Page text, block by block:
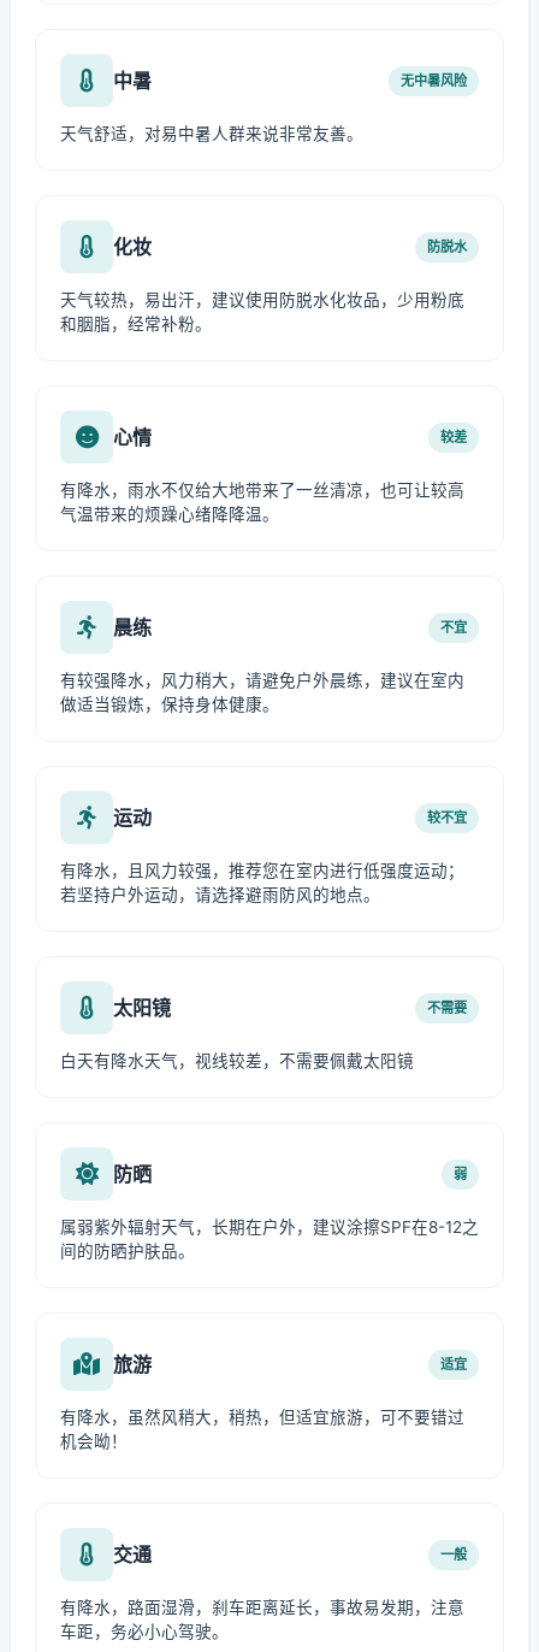
中暑 无中暑风险
天气舒适，对易中暑人群来说非常友善。
化妆 防脱水
天气较热，易出汗，建议使用防脱水化妆品，少用粉底
和胭脂，经常补粉。
心情 较差
有降水，雨水不仅给大地带来了一丝清凉，也可让较高
气温带来的烦躁心绪降降温。
晨练 不宜
有较强降水，风力稍大，请避免户外晨练，建议在室内
做适当锻炼，保持身体健康。
运动 较不宜
有降水，且风力较强，推荐您在室内进行低强度运动；
若坚持户外运动，请选择避雨防风的地点。
太阳镜 不需要
白天有降水天气，视线较差，不需要佩戴太阳镜
防晒 弱
属弱紫外辐射天气，长期在户外，建议涂擦SPF在8-12之
间的防晒护肤品。
旅游 适宜
有降水，虽然风稍大，稍热，但适宜旅游，可不要错过
机会呦！
交通 一般
有降水，路面湿滑，刹车距离延长，事故易发期，注意
车距，务必小心驾驶。